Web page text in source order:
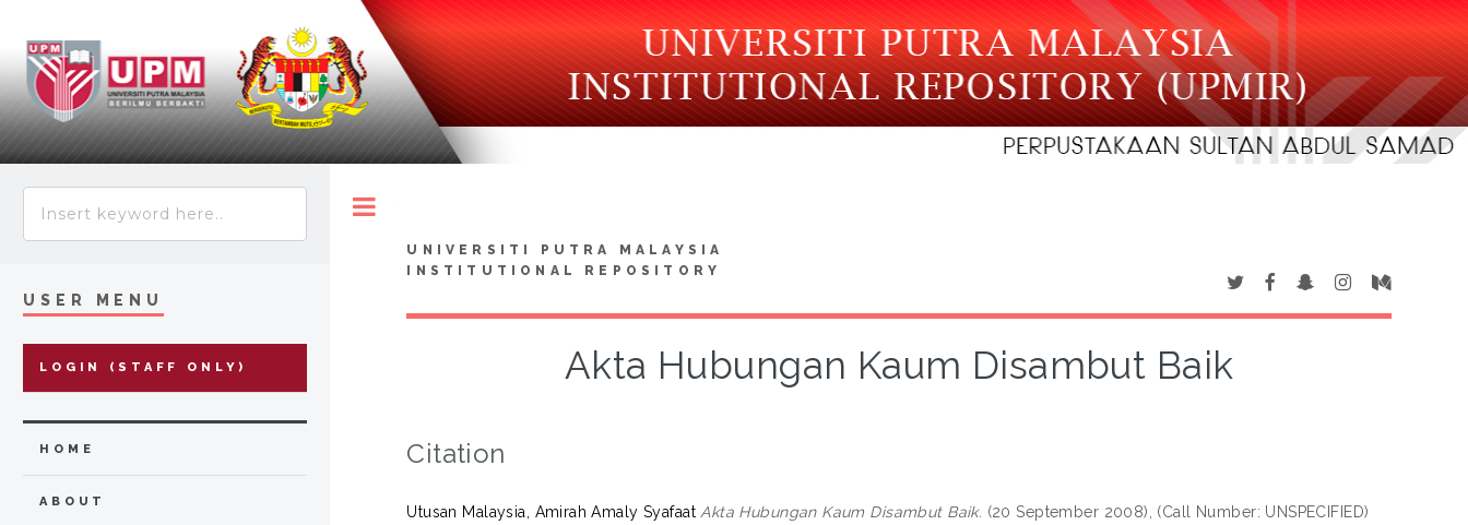
UNIVERSITI PUTRA MALAYSIA
INSTITUTIONAL REPOSITORY
Akta Hubungan Kaum Disambut Baik
Citation
Utusan Malaysia, Amirah Amaly Syafaat Akta Hubungan Kaum Disambut Baik. (20 September 2008), (Call Number: UNSPECIFIED)
USER MENU
LOGIN (STAFF ONLY)
HOME
ABOUT